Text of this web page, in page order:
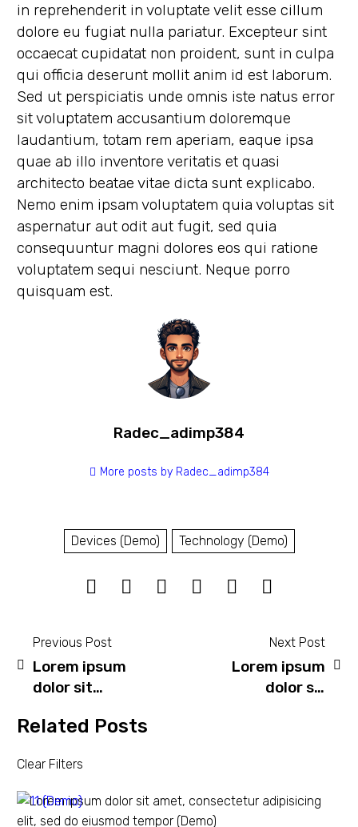
in reprehenderit in voluptate velit esse cillum
dolore eu fugiat nulla pariatur. Excepteur sint
occaecat cupidatat non proident, sunt in culpa
qui officia deserunt mollit anim id est laborum.
Sed ut perspiciatis unde omnis iste natus error
sit voluptatem accusantium doloremque
laudantium, totam rem aperiam, eaque ipsa
quae ab illo inventore veritatis et quasi
architecto beatae vitae dicta sunt explicabo.
Nemo enim ipsam voluptatem quia voluptas sit
aspernatur aut odit aut fugit, sed quia
consequuntur magni dolores eos qui ratione
voluptatem sequi nesciunt. Neque porro
quisquam est.
Radec_adimp384
More posts by Radec_adimp384
Devices (Demo) Technology (Demo)
Previous Post
Lorem ipsum
dolor sit
consectetur
elit, sed do
eiusmod
tempor
Next Post
Lorem ipsum
dolor sit
eiusmod
tempor
Related Posts
Clear Filters